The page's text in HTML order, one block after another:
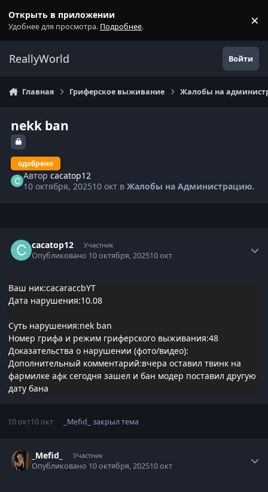
Открыть в приложении
Удобнее для просмотра. Подробнее. ×
ReallyWorld Войти
Главная Гриферское выживание Жалобы на
nekk ban
одобрено
Авторcacatop12
10 октября, 202510 окт вЖалобы на Администрацию.
cacatop12 Участник
Опубликовано 10 октября, 202510 окт
Ваш ник:cacaraccbYT
Дата нарушения:10.08
Суть нарушения:nek ban
Номер грифа и режим гриферского выживания:48
Доказательства о нарушении (фото/видео):
Дополнительный комментарий:вчера оставил твинк на
фармилке афк сегодня зашел и бан модер поставил другую
дату бана
10 окт10 окт _Mefid_ закрыл тема
_Mefid_ Участник
Опубликовано 10 октября, 202510 окт